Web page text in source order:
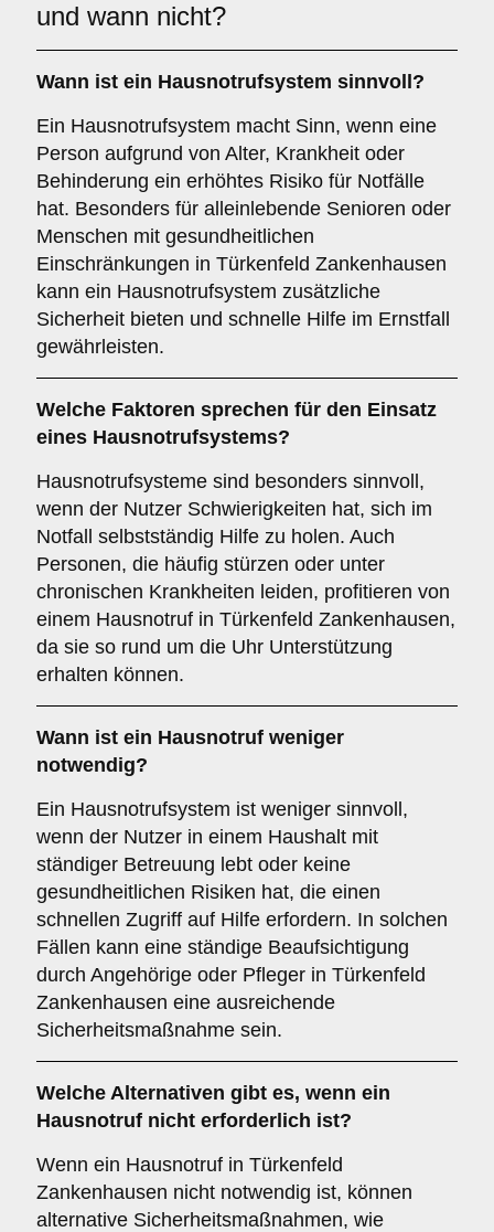
und wann nicht?
Wann ist ein Hausnotrufsystem sinnvoll?
Ein Hausnotrufsystem macht Sinn, wenn eine
Person aufgrund von Alter, Krankheit oder
Behinderung ein erhöhtes Risiko für Notfälle
hat. Besonders für alleinlebende Senioren oder
Menschen mit gesundheitlichen
Einschränkungen in Türkenfeld Zankenhausen
kann ein Hausnotrufsystem zusätzliche
Sicherheit bieten und schnelle Hilfe im Ernstfall
gewährleisten.
Welche Faktoren sprechen für den Einsatz
eines Hausnotrufsystems?
Hausnotrufsysteme sind besonders sinnvoll,
wenn der Nutzer Schwierigkeiten hat, sich im
Notfall selbstständig Hilfe zu holen. Auch
Personen, die häufig stürzen oder unter
chronischen Krankheiten leiden, profitieren von
einem Hausnotruf in Türkenfeld Zankenhausen,
da sie so rund um die Uhr Unterstützung
erhalten können.
Wann ist ein Hausnotruf weniger
notwendig?
Ein Hausnotrufsystem ist weniger sinnvoll,
wenn der Nutzer in einem Haushalt mit
ständiger Betreuung lebt oder keine
gesundheitlichen Risiken hat, die einen
schnellen Zugriff auf Hilfe erfordern. In solchen
Fällen kann eine ständige Beaufsichtigung
durch Angehörige oder Pfleger in Türkenfeld
Zankenhausen eine ausreichende
Sicherheitsmaßnahme sein.
Welche Alternativen gibt es, wenn ein
Hausnotruf nicht erforderlich ist?
Wenn ein Hausnotruf in Türkenfeld
Zankenhausen nicht notwendig ist, können
alternative Sicherheitsmaßnahmen, wie